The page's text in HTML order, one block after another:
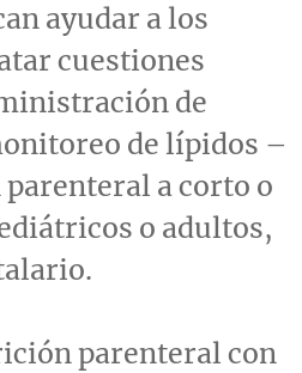
ayudar a los
cuestiones
de
de lípidos –
a corto o
o adultos,
parenteral con